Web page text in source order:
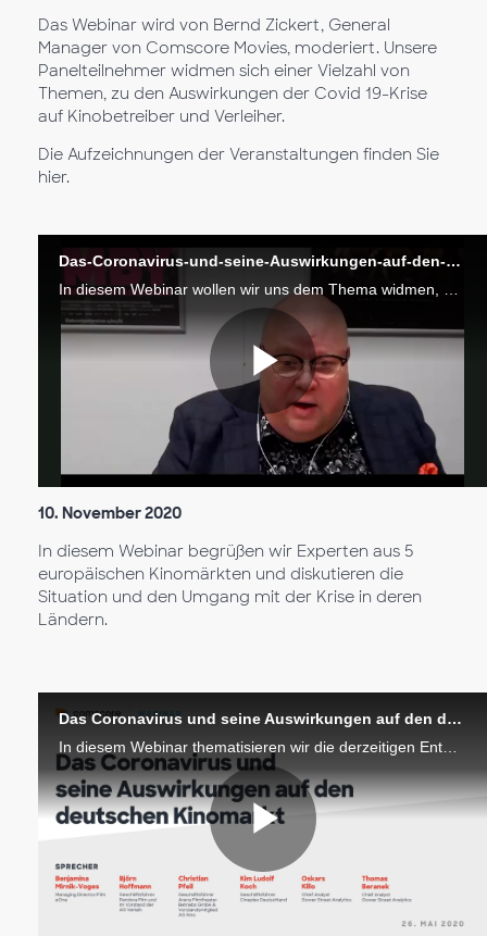
Das Webinar wird von Bernd Zickert, General
Manager von Comscore Movies, moderiert. Unsere
Panelteilnehmer widmen sich einer Vielzahl von
Themen, zu den Auswirkungen der Covid 19-Krise
auf Kinobetreiber und Verleiher.
Die Aufzeichnungen der Veranstaltungen finden Sie
hier.
Das-Coronavirus-und-seine-Auswirkungen-auf-den-deutschen-Kinomarkt
10. November 2020
In diesem Webinar begrüßen wir Experten aus 5
europäischen Kinomärkten und diskutieren die
Situation und den Umgang mit der Krise in deren
Ländern.
Das Coronavirus und seine Auswirkungen auf den deutschen Kinomarkt
In diesem Webinar thematisieren wir die derzeitigen Entwicklungen, die notwendigen Schritte zur Wiedereröffnung der Kinos, unter Berücksichtigung der Einschränkungen und die Bedürfnisse von Kinobetreibern und Verleihern.